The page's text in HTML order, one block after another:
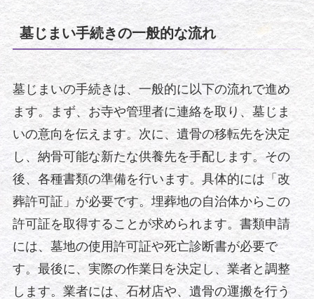
墓じまい手続きの一般的な流れ
墓じまいの手続きは、一般的に以下の流れで進め
ます。まず、お寺や管理者に連絡を取り、墓じま
いの意向を伝えます。次に、遺骨の移転先を決定
し、納骨可能な新たな供養先を手配します。その
後、各種書類の準備を行います。具体的には「改
葬許可証」が必要です。埋葬地の自治体からこの
許可証を取得することが求められます。書類申請
には、墓地の使用許可証や死亡診断書が必要で
す。最後に、実際の作業日を決定し、業者と調整
します。業者には、石材店や、遺骨の運搬を行う